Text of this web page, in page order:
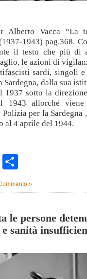
Alberto Vacca “La
1943) pag.368.
il testo che più di
le azioni di
sardi, singoli e
Sardegna, dalla sua
1937 sotto la
allorché viene
per la Sardegna
al 4 aprile del 1944.
WhatsApp
»
le persone
sanità